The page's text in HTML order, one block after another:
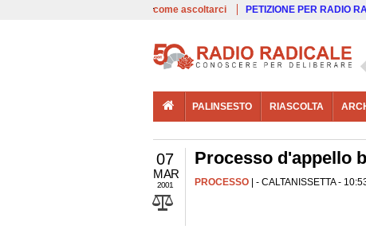
come ascoltarci PETIZIONE PER RADIO
PALINSESTO RIASCOLTA
07
MAR
2001
Processo d'appello
PROCESSO | - CALTANISSETTA -